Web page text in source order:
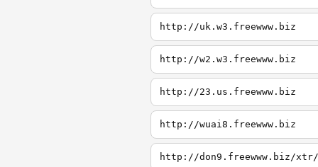
http://uk.w3.freewww.biz
http://w2.w3.freewww.biz
http://23.us.freewww.biz
http://wuai8.freewww.biz
http://don9.freewww.biz/xtr/